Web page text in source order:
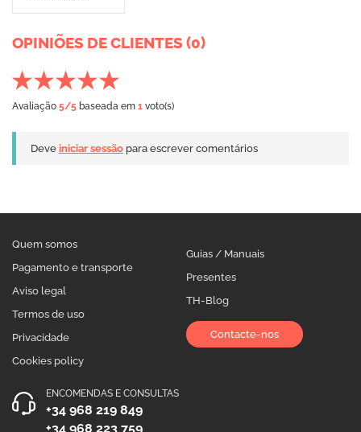
OPINIÕES DE CLIENTES (0)
Avaliação 5/5 baseada em 1 voto(s)
Deve iniciar sessão para escrever comentários
Quem somos
Pagamento e transporte
Aviso legal
Termos de uso
Privacidade
Cookies policy
Guias / Manuais
Presentes
TH-Blog
Contacte-nos
ENCOMENDAS E CONSULTAS
+34 968 219 849
+34 968 223 759